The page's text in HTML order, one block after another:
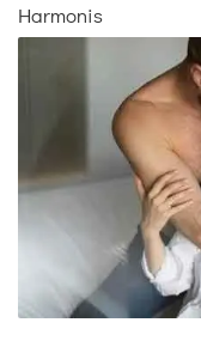
Harmonis